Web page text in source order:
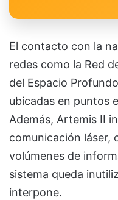
El contacto con la
redes como la Red
del Espacio
ubicadas en puntos
Además, Artemis II
comunicación láser,
volúmenes de
sistema queda
interpone.